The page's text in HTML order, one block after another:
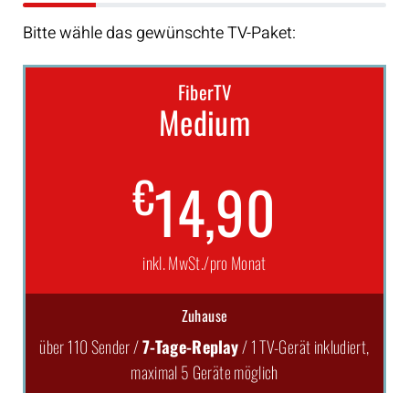
Bitte wähle das gewünschte TV-Paket:
FiberTV
Medium
€14,90
inkl. MwSt./pro Monat
Zuhause
über 110 Sender /7-Tage-Replay/ 1 TV-Gerät inkludiert,
maximal 5 Geräte möglich